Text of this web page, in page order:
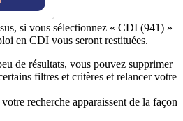
si vous sélectionnez « CDI (941) »
en CDI vous seront restituées.
de résultats, vous pouvez supprimer
filtres et critères et relancer votre
recherche apparaissent de la façon